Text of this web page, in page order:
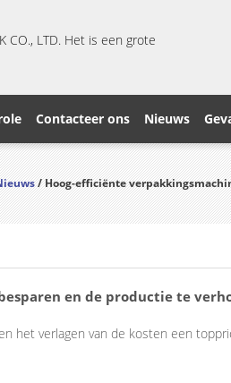
CO., LTD. Het is een grote
Contacteer ons Nieuws
/ Hoog-efficiënte
en de productie te
het verlagen van de kosten een